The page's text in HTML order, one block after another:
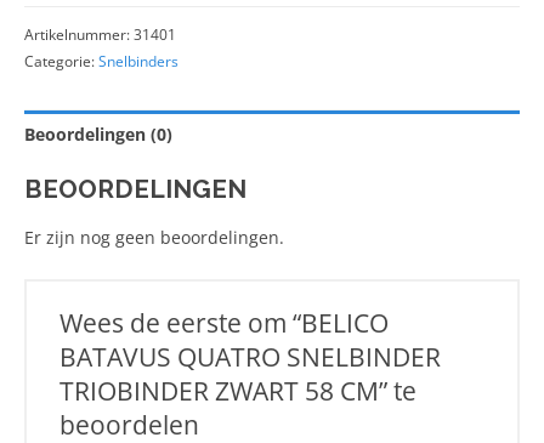
Artikelnummer:31401
Categorie:Snelbinders
Beoordelingen (0)
BEOORDELINGEN
Er zijn nog geen beoordelingen.
Wees de eerste om “BELICO
BATAVUS QUATRO SNELBINDER
TRIOBINDER ZWART 58 CM” te
beoordelen